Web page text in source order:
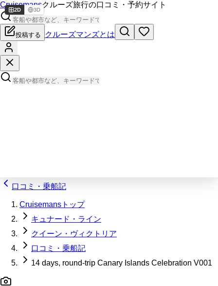
Cruisemansクルーズ旅行の口コミ・予約サイト
投稿する クルーズマンズとは
口コミ・乗船記
Cruisemansトップ
キュナード・ライン
クイーン・ヴィクトリア
口コミ・乗船記
14 days, round-trip Canary Islands Celebration V001
2D 3D